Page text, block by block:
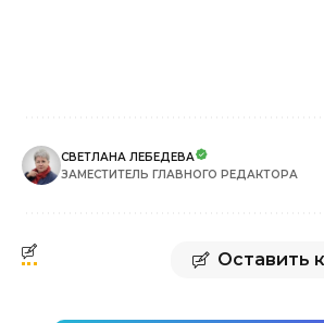
СВЕТЛАНА ЛЕБЕДЕВА
ЗАМЕСТИТЕЛЬ ГЛАВНОГО РЕДАКТОРА
Оставить